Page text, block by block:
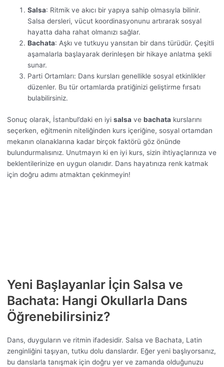
Salsa: Ritmik ve akıcı bir yapıya sahip olmasıyla bilinir.
Salsa dersleri, vücut koordinasyonunu artırarak sosyal
hayatta daha rahat olmanızı sağlar.
Bachata: Aşkı ve tutkuyu yansıtan bir dans türüdür. Çeşitli
aşamalarla başlayarak derinleşen bir hikaye anlatma şekli
sunar.
Parti Ortamları: Dans kursları genellikle sosyal etkinlikler
düzenler. Bu tür ortamlarda pratiğinizi geliştirme fırsatı
bulabilirsiniz.
Sonuç olarak, İstanbul’daki en iyi salsave bachatakurslarını
seçerken, eğitmenin niteliğinden kurs içeriğine, sosyal ortamdan
mekanın olanaklarına kadar birçok faktörü göz önünde
bulundurmalısınız. Unutmayın ki en iyi kurs, sizin ihtiyaçlarınıza ve
beklentilerinize en uygun olanıdır. Dans hayatınıza renk katmak
için doğru adımı atmaktan çekinmeyin!
Yeni Başlayanlar İçin Salsa ve
Bachata: Hangi Okullarla Dans
Öğrenebilirsiniz?
Dans, duyguların ve ritmin ifadesidir. Salsa ve Bachata, Latin
zenginliğini taşıyan, tutku dolu danslardır. Eğer yeni başlıyorsanız,
bu danslarla tanışmak için doğru yer ve zamanda olduğunuzu